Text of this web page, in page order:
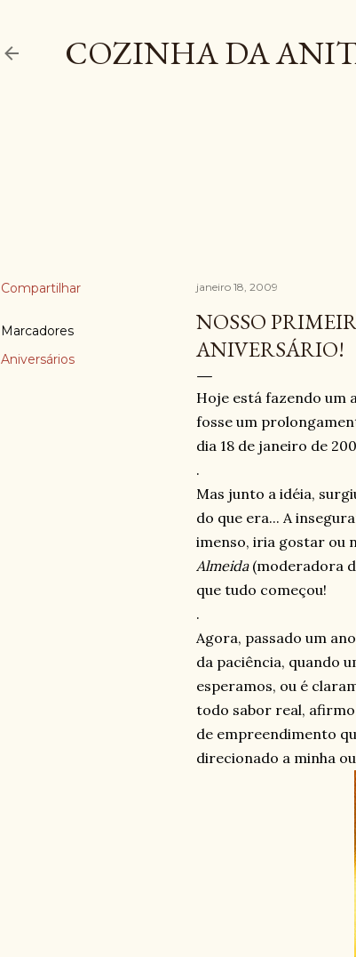
COZINHA DA
Compartilhar
Marcadores
Aniversários
janeiro 18, 2009
NOSSO
ANIVERSÁRIO!
Hoje está fazendo um
fosse um
dia 18 de janeiro de
.
Mas junto a idéia,
do que era... A
imenso, iria gostar ou
Almeida(moderadora
que tudo começou!
.
Agora, passado um
da paciência, quando
esperamos, ou é
todo sabor real,
de empreendimento
direcionado a minha